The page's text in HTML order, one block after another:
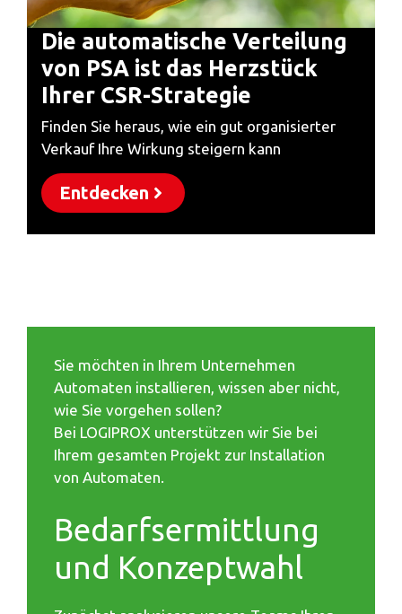
Die automatische Verteilung
von PSA ist das Herzstück
Ihrer CSR-Strategie
Finden Sie heraus, wie ein gut organisierter
Verkauf Ihre Wirkung steigern kann
Entdecken
Sie möchten in Ihrem Unternehmen
Automaten installieren, wissen aber nicht,
wie Sie vorgehen sollen?
Bei LOGIPROX unterstützen wir Sie bei
Ihrem gesamten Projekt zur Installation
von Automaten.
Bedarfsermittlung
und Konzeptwahl